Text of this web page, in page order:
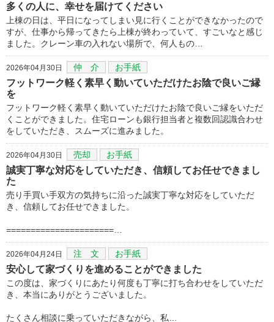
多くの人に、幸せを届けてください
上棟の日は、平日になってしまい見に行くことができなかったので
すが、仕事から帰ってきたら上棟が終わっていて、すごいなと感じ
ました。クレーン車の入れない場所で、何人もの…
2026年04月30日 仲 介 お手紙
フットワーク軽く素早く動いていただけたお陰で良いご縁
を
フットワーク軽く素早く動いていただけたお陰で良いご縁をいただ
くことができました。住宅ローンも銀行担当者と複数回認識合わせ
をしていただき、スムーズに進みました。
2026年04月30日 売却 お手紙
誠実丁寧な対応をしていただき、信頼してお任せできまし
た
売り手買い手双方の気持ちに沿った誠実丁寧な対応をしていただ
き、信頼してお任せできました。
======================…
2026年04月24日 注 文 お手紙
安心して家づくりを進めることができました
この度は、家づくりにあたり何度も丁寧に打ち合わせをしていただ
き、本当にありがとうございました。
たくさん相談に乗っていただきながら、私…